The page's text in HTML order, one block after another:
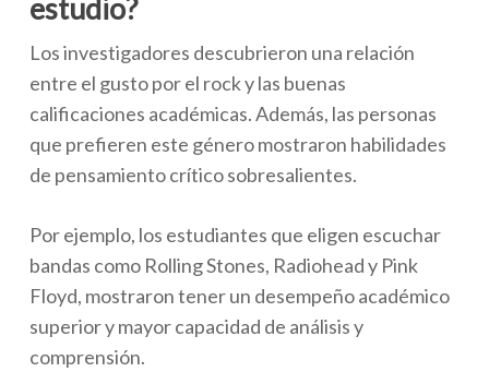
estudio?
Los investigadores descubrieron una relación
entre el gusto por el rock y las buenas
calificaciones académicas. Además, las personas
que prefieren este género mostraron habilidades
de pensamiento crítico sobresalientes.
Por ejemplo, los estudiantes que eligen escuchar
bandas como Rolling Stones, Radiohead y Pink
Floyd, mostraron tener un desempeño académico
superior y mayor capacidad de análisis y
comprensión.